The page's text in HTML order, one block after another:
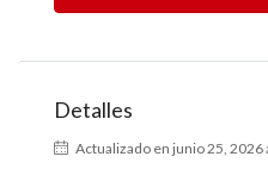
Detalles
Actualizado en junio 25, 2026